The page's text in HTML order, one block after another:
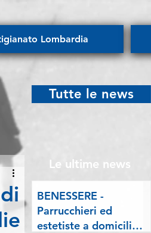
Lombardia
Tutte le news
Le ultime news
BENESSERE -
Parrucchieri ed
estetiste a domicilio.